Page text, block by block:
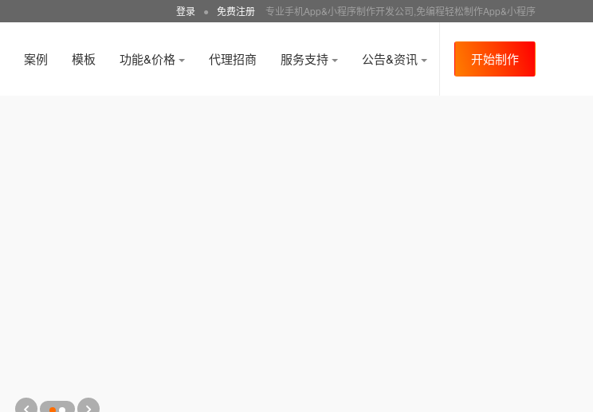
登录 ● 免费注册 专业手机App&小程序制作开发公司,免编程轻松制作App&小程序
案例 模板 功能&价格 代理招商 服务支持 公告&资讯 开始制作